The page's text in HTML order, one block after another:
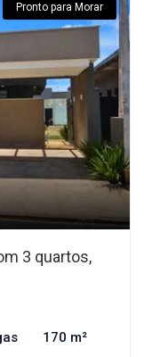
Pronto para Morar
3 quartos,
170 m²